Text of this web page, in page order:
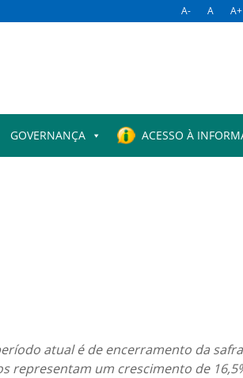
A- A A+
GOVERNANÇA ACESSO À
atual é de encerramento da
representam um crescimento de